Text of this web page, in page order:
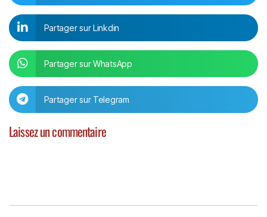
Partager sur Linkdin
Partager sur WhatsApp
Partager sur Telegram
Laissez un commentaire